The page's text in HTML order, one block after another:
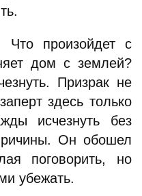
Что произойдет с
дом с землей?
Призрак не
здесь только
исчезнуть без
Он обошел
поговорить, но
убежать.